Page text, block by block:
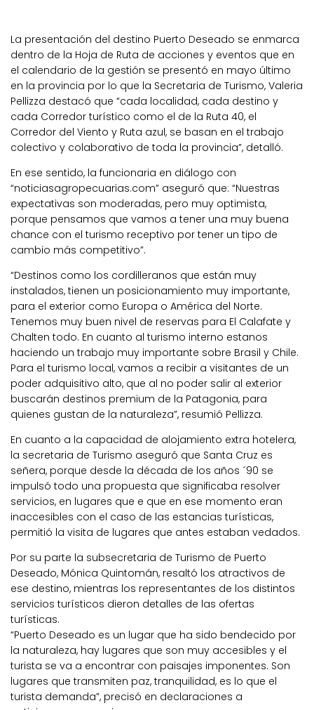
La presentación del destino Puerto Deseado se enmarca
dentro de la Hoja de Ruta de acciones y eventos que en
el calendario de la gestión se presentó en mayo último
en la provincia por lo que la Secretaria de Turismo, Valeria
Pellizza destacó que “cada localidad, cada destino y
cada Corredor turístico como el de la Ruta 40, el
Corredor del Viento y Ruta azul, se basan en el trabajo
colectivo y colaborativo de toda la provincia”, detalló.
En ese sentido, la funcionaria en diálogo con
“noticiasagropecuarias.com” aseguró que: “Nuestras
expectativas son moderadas, pero muy optimista,
porque pensamos que vamos a tener una muy buena
chance con el turismo receptivo por tener un tipo de
cambio más competitivo”.
“Destinos como los cordilleranos que están muy
instalados, tienen un posicionamiento muy importante,
para el exterior como Europa o América del Norte.
Tenemos muy buen nivel de reservas para El Calafate y
Chalten todo. En cuanto al turismo interno estanos
haciendo un trabajo muy importante sobre Brasil y Chile.
Para el turismo local, vamos a recibir a visitantes de un
poder adquisitivo alto, que al no poder salir al exterior
buscarán destinos premium de la Patagonia, para
quienes gustan de la naturaleza”, resumió Pellizza.
En cuanto a la capacidad de alojamiento extra hotelera,
la secretaria de Turismo aseguró que Santa Cruz es
señera, porque desde la década de los años ´90 se
impulsó todo una propuesta que significaba resolver
servicios, en lugares que e que en ese momento eran
inaccesibles con el caso de las estancias turísticas,
permitió la visita de lugares que antes estaban vedados.
Por su parte la subsecretaria de Turismo de Puerto
Deseado, Mónica Quintomán, resaltó los atractivos de
ese destino, mientras los representantes de los distintos
servicios turísticos dieron detalles de las ofertas
turísticas.
“Puerto Deseado es un lugar que ha sido bendecido por
la naturaleza, hay lugares que son muy accesibles y el
turista se va a encontrar con paisajes imponentes. Son
lugares que transmiten paz, tranquilidad, es lo que el
turista demanda”, precisó en declaraciones a